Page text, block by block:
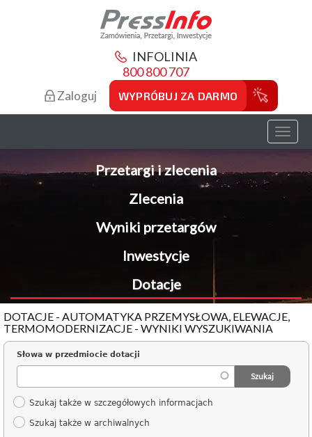
INFOLINIA
800 800 707
Zaloguj WYPRÓBUJ ZA DARMO
Toggle
Przetargi i zlecenia
Zlecenia
Wyniki przetargów
Inwestycje
Dotacje
DOTACJE - AUTOMATYKA PRZEMYSŁOWA, ELEWACJE,
TERMOMODERNIZACJE - WYNIKI WYSZUKIWANIA
Słowa w przedmiocie dotacji
Szukaj także w szczegółowych informacjach
Szukaj także w archiwalnych